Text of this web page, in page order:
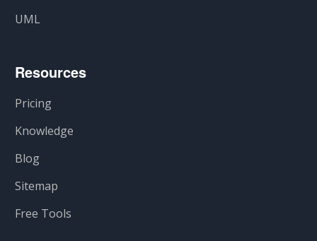
UML
Resources
Pricing
Knowledge
Blog
Sitemap
Free Tools